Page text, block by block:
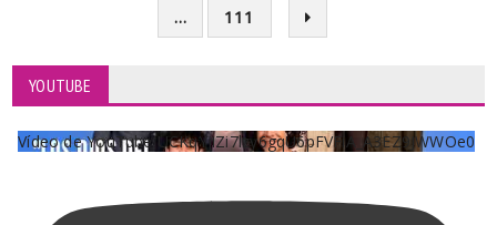
…
111
YOUTUBE
Vídeo de YouTube UCKqYjiZi7lzy6gqU6pFVFiA_A3EZ9JWWOe0